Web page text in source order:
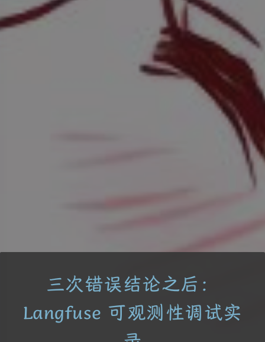
三次错误结论之后：
Langfuse 可观测性调试实